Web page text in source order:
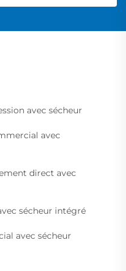
avec sécheur
avec
direct avec
sécheur intégré
avec sécheur